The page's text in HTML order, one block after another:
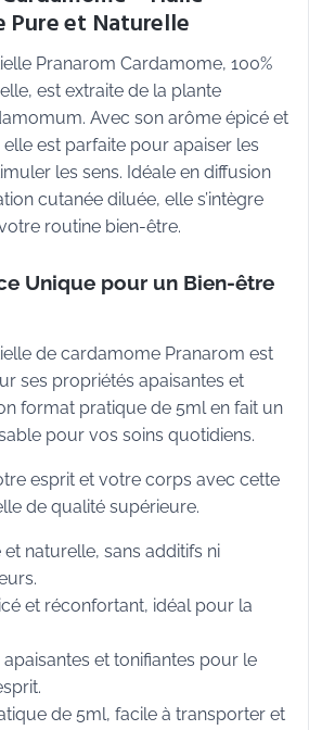
Pure et Naturelle
Pranarom Cardamome, 100%
est extraite de la plante
Avec son arôme épicé et
est parfaite pour apaiser les
les sens. Idéale en diffusion
cutanée diluée, elle s’intègre
routine bien-être.
Unique pour un Bien-être
de cardamome Pranarom est
ses propriétés apaisantes et
format pratique de 5ml en fait un
pour vos soins quotidiens.
esprit et votre corps avec cette
de qualité supérieure.
et naturelle, sans additifs ni
et réconfortant, idéal pour la
apaisantes et tonifiantes pour le
de 5ml, facile à transporter et